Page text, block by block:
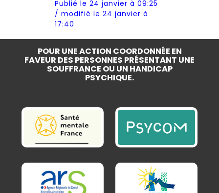
Publié le 24 janvier à 09:25
/ modifié le 24 janvier à
17:40
POUR UNE ACTION COORDONNÉE EN
FAVEUR DES PERSONNES PRÉSENTANT UNE
SOUFFRANCE OU UN HANDICAP
PSYCHIQUE.